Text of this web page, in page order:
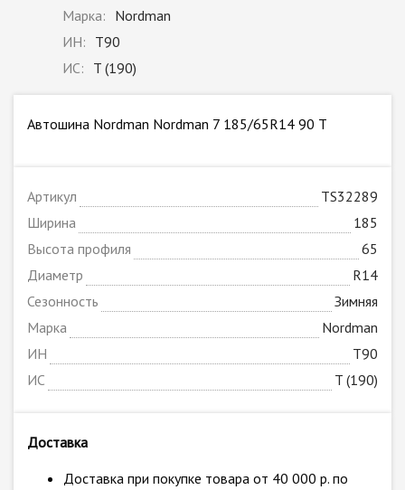
Марка: Nordman
ИН: T90
ИС: T (190)
Автошина Nordman Nordman 7 185/65R14 90 T
Артикул
TS32289
Ширина
185
Высота профиля
65
Диаметр
R14
Сезонность
Зимняя
Марка
Nordman
ИН
T90
ИС
T (190)
Доставка
Доставка при покупке товара от 40 000 р. по